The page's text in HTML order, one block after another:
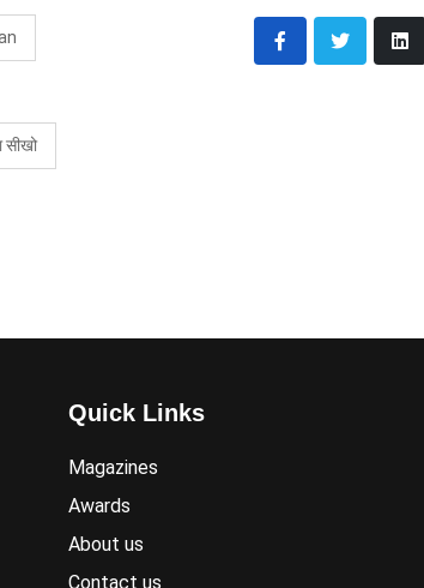
सीखो
Quick Links
Magazines
Awards
About us
Contact us